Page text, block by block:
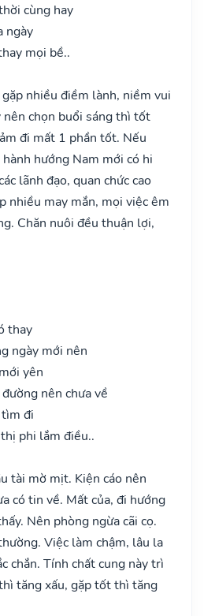
cùng hay
ngày
mọi bề..
nhiều điềm lành, niềm vui
chọn buổi sáng thì tốt
đi mất 1 phần tốt. Nếu
hướng Nam mới có hi
lãnh đạo, quan chức cao
nhiều may mắn, mọi việc êm
Chăn nuôi đều thuận lợi,
thay
ngày mới nên
yên
nên chưa về
đi
phi lắm điều..
tài mờ mịt. Kiện cáo nên
có tin về. Mất của, đi hướng
Nên phòng ngừa cãi cọ.
Việc làm chậm, lâu la
chắn. Tính chất cung này trì
tăng xấu, gặp tốt thì tăng